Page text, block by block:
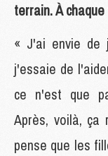
terrain. À
« J'ai envie de
j'essaie de
ce n'est que
Après, voilà, ça
pense que les